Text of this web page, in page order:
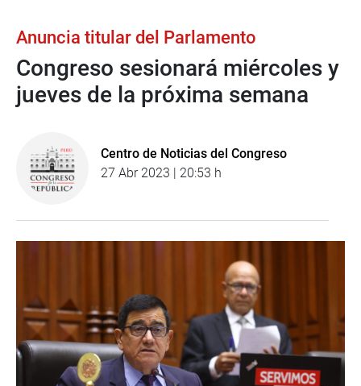
Anuncia titular del Parlamento
Congreso sesionará miércoles y
jueves de la próxima semana
Centro de Noticias del Congreso
27 Abr 2023 | 20:53 h